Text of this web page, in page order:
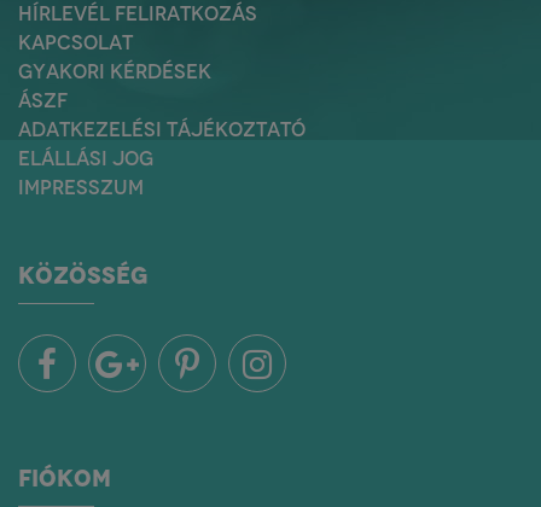
HÍRLEVÉL FELIRATKOZÁS
KAPCSOLAT
GYAKORI KÉRDÉSEK
ÁSZF
ADATKEZELÉSI TÁJÉKOZTATÓ
ELÁLLÁSI JOG
IMPRESSZUM
KÖZÖSSÉG
FIÓKOM